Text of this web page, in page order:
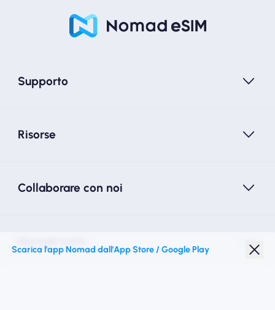
Supporto
Risorse
Collaborare con noi
Scarica l'app Nomad dall'App Store / Google Play